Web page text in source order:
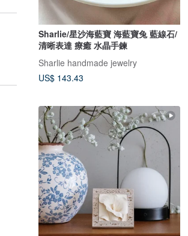
Sharlie/星沙海藍寶 海藍寶兔 藍線石/
清晰表達 療癒 水晶手鍊
Sharlie handmade jewelry
US$ 143.43